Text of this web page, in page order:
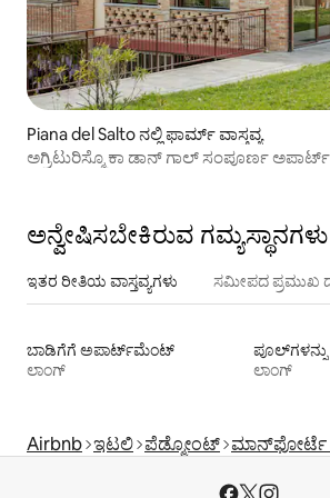
Piana del Salto ನಲ್ಲಿ ಫಾರ್ಮ್ ವಾಸ್ತವ್ಯ
ಅಗ್ರಿಟುರಿಸ್ಮೊ ಕಾ ಡಾನ್ ಗಾಲ್ ಸಂಪೂರ್ಣ
ಅನ್ವೇಷಿಸಬೇಕಿರುವ ಗಮ್ಯಸ್ಥಾನಗಳು
ಇತರ ರೀತಿಯ ವಾಸ್ತವ್ಯಗಳು ಸಮೀಪದ ಪ್ರಮುಖ
ಬಾಡಿಗೆಗೆ ಅಪಾರ್ಟ್‌ಮೆಂಟ್‌
ಲಾಂಗ್
ಲಾಂಗ್
Airbnb ಇಟಲಿ ಪೆಡ್ಮೋಂಟ್ ಮಾನ್‌ಫೋರ್ಟೆ